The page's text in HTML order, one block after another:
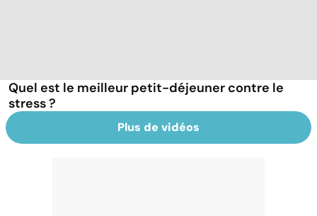
Quel est le meilleur petit-déjeuner contre le
stress ?
Plus de vidéos